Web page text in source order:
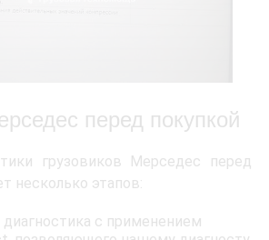
перед покупкой
грузовиков Мерседес перед
несколько этапов:
с применением